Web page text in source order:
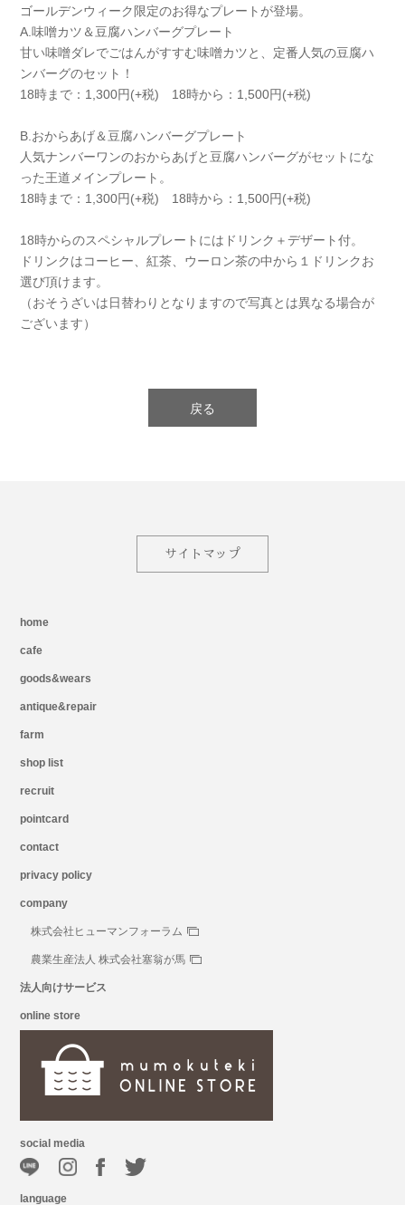
ゴールデンウィーク限定のお得なプレートが登場。
A.味噌カツ＆豆腐ハンバーグプレート
甘い味噌ダレでごはんがすすむ味噌カツと、定番人気の豆腐ハ
ンバーグのセット！
18時まで：1,300円(+税) 18時から：1,500円(+税)
B.おからあげ＆豆腐ハンバーグプレート
人気ナンバーワンのおからあげと豆腐ハンバーグがセットにな
った王道メインプレート。
18時まで：1,300円(+税) 18時から：1,500円(+税)
18時からのスペシャルプレートにはドリンク＋デザート付。
ドリンクはコーヒー、紅茶、ウーロン茶の中から１ドリンクお
選び頂けます。
（おそうざいは日替わりとなりますので写真とは異なる場合が
ございます）
戻る
サイトマップ
home
cafe
goods&wears
antique&repair
farm
shop list
recruit
pointcard
contact
privacy policy
company
株式会社ヒューマンフォーラム
農業生産法人 株式会社塞翁が馬
法人向けサービス
online store
social media
language